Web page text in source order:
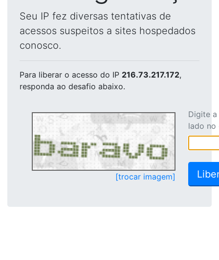
Seu IP fez diversas tentativas de
acessos suspeitos a sites hospedados
conosco.
Para liberar o acesso do IP 216.73.217.172,
responda ao desafio abaixo.
[trocar imagem]
Digite
lado no